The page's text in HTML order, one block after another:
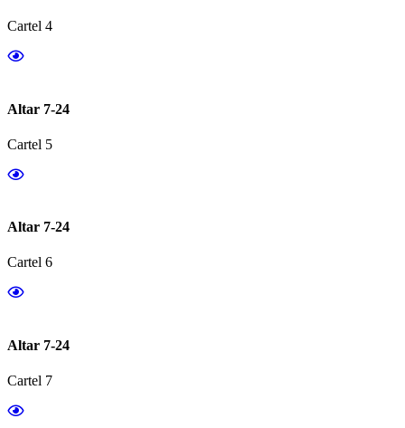
Cartel 4
Altar 7-24
Cartel 5
Altar 7-24
Cartel 6
Altar 7-24
Cartel 7